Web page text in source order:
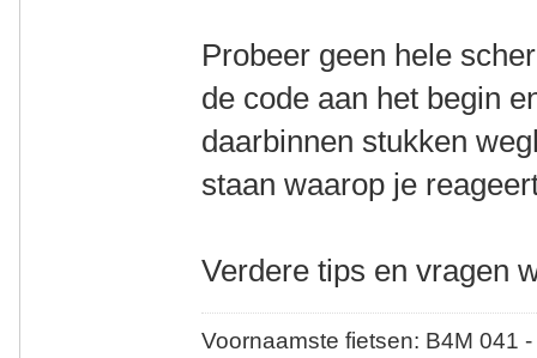
Probeer geen hele
de code aan het begin
daarbinnen stukken
staan waarop je
Verdere tips en vragen
Voornaamste fietsen: B4M